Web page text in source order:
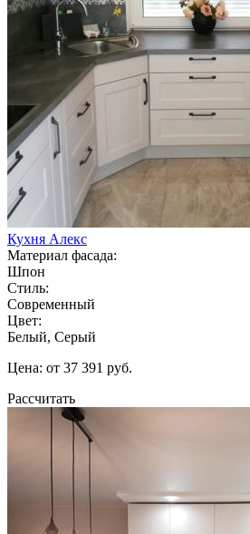
Кухня Алекс
Материал фасада:
Шпон
Стиль:
Современный
Цвет:
Белый, Серый
Цена: от 37 391 руб.
Рассчитать